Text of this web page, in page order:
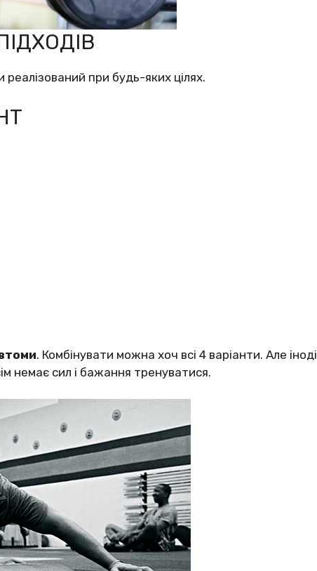
при будь-яких цілях.
. Комбінувати можна хоч всі 4 варіанти. Але іноді
немає сил і бажання тренуватися.